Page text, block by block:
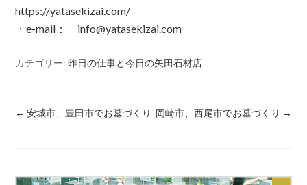
https://yatasekizai.com/
・e-mail： info@yatasekizai.com
カテゴリー:昨日の仕事と今日の矢田石材店
← 安城市、豊田市でお墓づくり 岡崎市、西尾市でお墓づくり →